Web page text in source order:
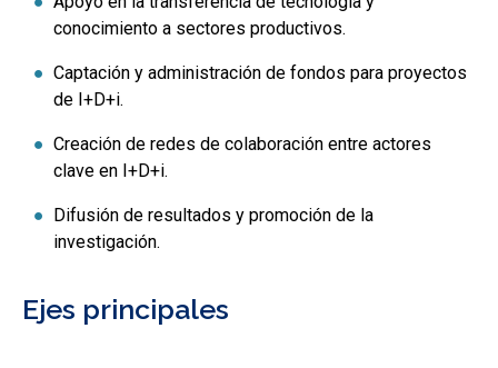
conocimiento a sectores productivos.
Captación y administración de fondos para proyectos
de I+D+i.
Creación de redes de colaboración entre actores
clave en I+D+i.
Difusión de resultados y promoción de la
investigación.
Ejes principales